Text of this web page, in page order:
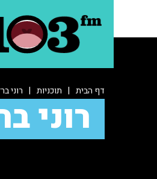
דף הבית | תוכניות | רוני
רוני